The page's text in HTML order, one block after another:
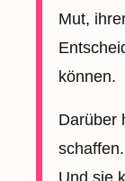
Mut,
können.
Darüber
Und sie